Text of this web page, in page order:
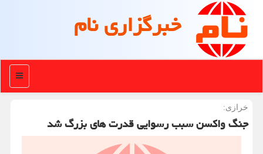
خبرگزاری نام
منو
خرازی:
جنگ واكسن سبب رسوایی قدرت های بزرگ شد